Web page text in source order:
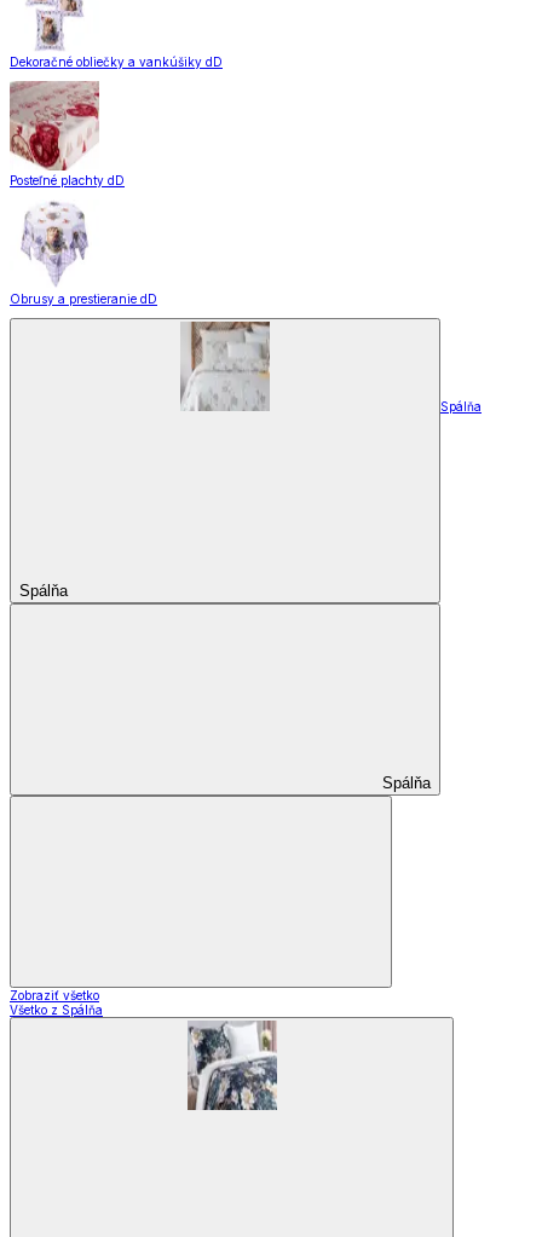
Dekoračné obliečky a vankúšiky dD
Posteľné plachty dD
Obrusy a prestieranie dD
Spálňa
Spálňa
Spálňa
Zobraziť všetko
Všetko z Spálňa